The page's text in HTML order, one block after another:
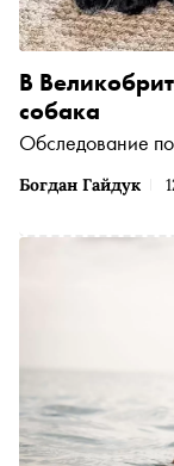
Богдан Гайдук
В
собака
Обследование